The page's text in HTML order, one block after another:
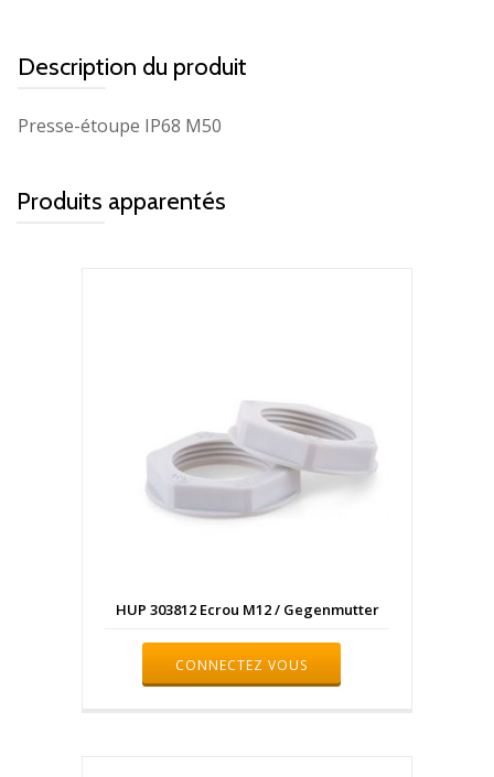
Description du produit
Presse-étoupe IP68 M50
Produits apparentés
HUP 303812 Ecrou M12 / Gegenmutter
CONNECTEZ VOUS